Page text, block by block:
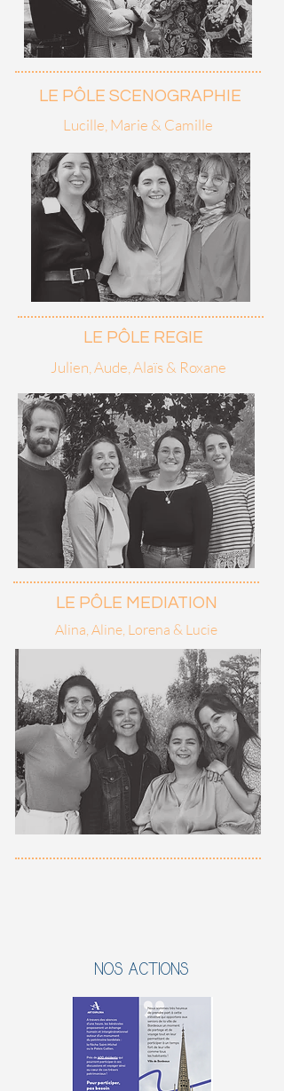
LE PÔLE SCENOGRAPHIE
Lucille, Marie & Camille
LE PÔLE REGIE
Julien, Aude, Alaïs & Roxane
LE PÔ LE MEDIATION
Alina, Aline, Lorena & Lucie
NOS ACTIONS